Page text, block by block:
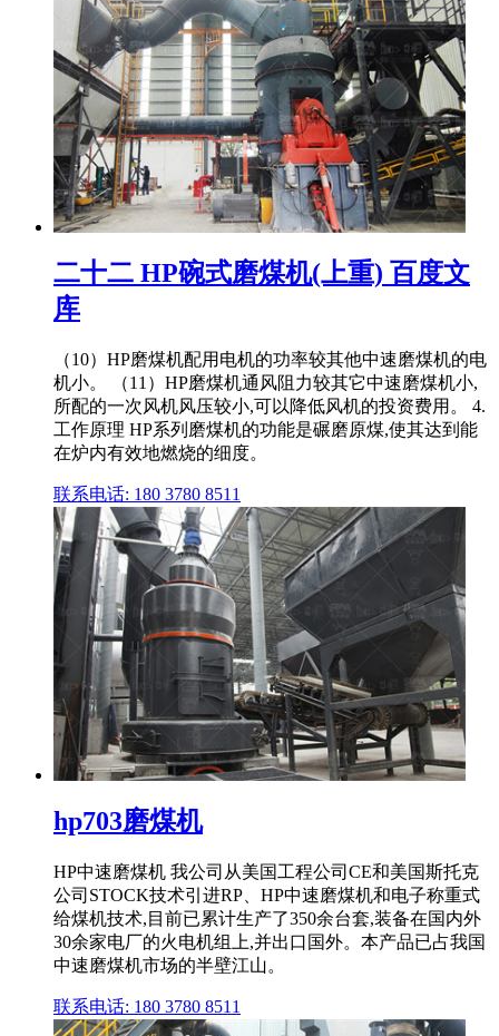
二十二 HP碗式磨煤机(上重) 百度文
库
（10）HP磨煤机配用电机的功率较其他中速磨煤机的电
机小。 （11）HP磨煤机通风阻力较其它中速磨煤机小,
所配的一次风机风压较小,可以降低风机的投资费用。 4.
工作原理 HP系列磨煤机的功能是碾磨原煤,使其达到能
在炉内有效地燃烧的细度。
联系电话: 180 3780 8511
hp703磨煤机
HP中速磨煤机 我公司从美国工程公司CE和美国斯托克
公司STOCK技术引进RP、HP中速磨煤机和电子称重式
给煤机技术,目前已累计生产了350余台套,装备在国内外
30余家电厂的火电机组上,并出口国外。本产品已占我国
中速磨煤机市场的半壁江山。
联系电话: 180 3780 8511